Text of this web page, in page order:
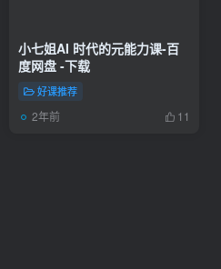
小七姐AI 时代的元能力课-百
度网盘 -下载
好课推荐
2年前 11